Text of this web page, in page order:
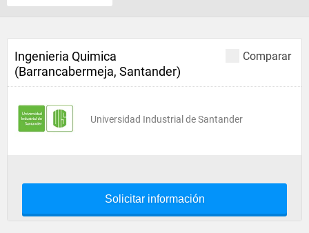
Comparar
Ingenieria Quimica
(Barrancabermeja, Santander)
Universidad Industrial de Santander
Solicitar información